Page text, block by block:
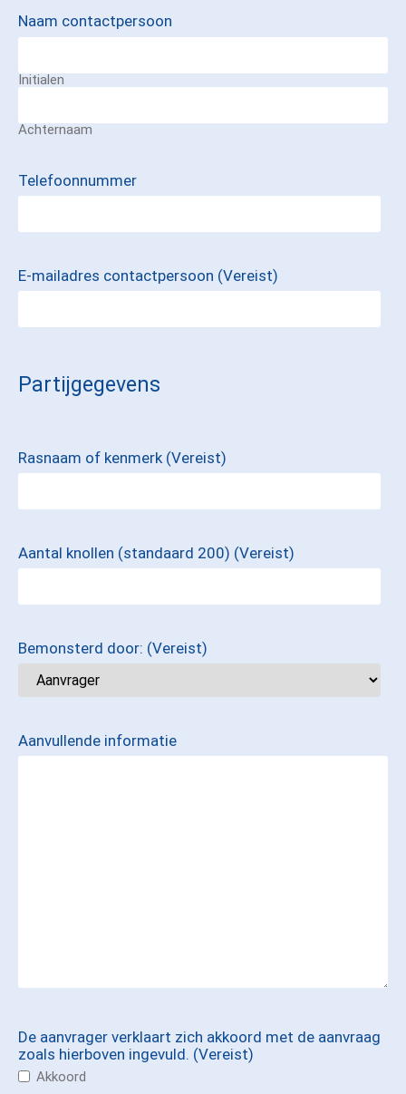
Naam contactpersoon
Initialen
Achternaam
Telefoonnummer
E-mailadres contactpersoon (Vereist)
Partijgegevens
Rasnaam of kenmerk (Vereist)
Aantal knollen (standaard 200) (Vereist)
Bemonsterd door: (Vereist)
Aanvullende informatie
De aanvrager verklaart zich akkoord met de aanvraag
zoals hierboven ingevuld. (Vereist)
Akkoord